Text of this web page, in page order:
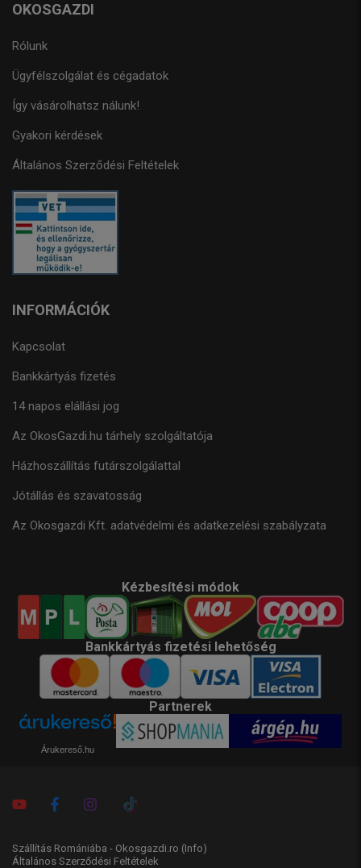
OKOSGAZDI
Rólunk
Ügyfélszolgálat és cégadatok
Így vásárolhatsz nálunk!
Gyakori kérdések
Általános Szerződési Feltételek
INFORMÁCIÓK
Kapcsolat
Bankkártyás fizetés
14 napos elállási jog
Az OkosGazdi.hu tárhely szolgáltatója
Házhoszállítás futárszolgálattal
Jótállás és szavatosság
Az Okosgazdi Kft. adatvédelmi és adatkezelési szabályzata
Kézbesítési módok
Bankkártyás fizetési lehetőség
Partnerek
Árukereső.hu
Szállítás Romániába - Okosgazdi.ro (Info)
Általános Szerződési Feltételek